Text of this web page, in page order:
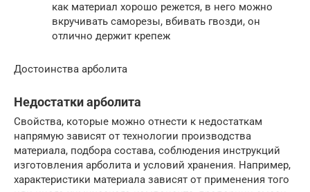
как материал хорошо режется, в него можно
вкручивать саморезы, вбивать гвозди, он
отлично держит крепеж
Достоинства арболита
Недостатки арболита
Свойства, которые можно отнести к недостаткам
напрямую зависят от технологии производства
материала, подбора состава, соблюдения инструкций
изготовления арболита и условий хранения. Например,
характеристики материала зависят от применения того